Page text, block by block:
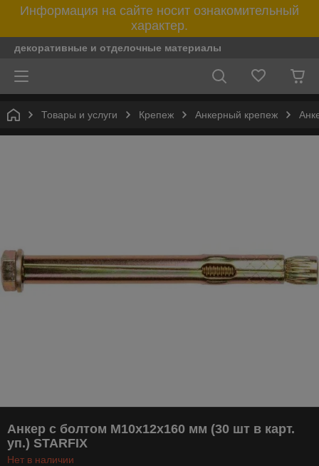
Информация на сайте носит ознакомительный
характер.
декоративные и отделочные материалы
Товары и услуги Крепеж Анкерный крепеж
Анкер с болтом М10х12х160 мм (30 шт в карт.
уп.) STARFIX
Нет в наличии